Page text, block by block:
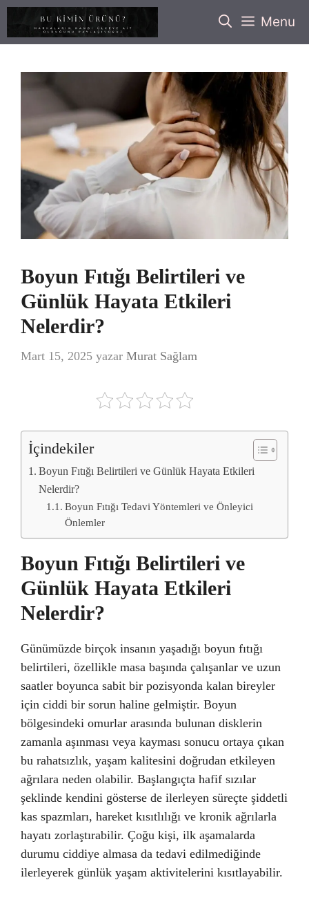
İçeriğe
Menu
Boyun Fıtığı Belirtileri ve
Günlük Hayata Etkileri
Nelerdir?
Mart 15, 2025 yazar Murat Sağlam
İçindekiler
Boyun Fıtığı Belirtileri ve Günlük Hayata Etkileri
Nelerdir?
Boyun Fıtığı Tedavi Yöntemleri ve Önleyici
Önlemler
Boyun Fıtığı Belirtileri ve
Günlük Hayata Etkileri
Nelerdir?
Günümüzde birçok insanın yaşadığı boyun fıtığı
belirtileri, özellikle masa başında çalışanlar ve uzun
saatler boyunca sabit bir pozisyonda kalan bireyler
için ciddi bir sorun haline gelmiştir. Boyun
bölgesindeki omurlar arasında bulunan disklerin
zamanla aşınması veya kayması sonucu ortaya çıkan
bu rahatsızlık, yaşam kalitesini doğrudan etkileyen
ağrılara neden olabilir. Başlangıçta hafif sızılar
şeklinde kendini gösterse de ilerleyen süreçte şiddetli
kas spazmları, hareket kısıtlılığı ve kronik ağrılarla
hayatı zorlaştırabilir. Çoğu kişi, ilk aşamalarda
durumu ciddiye almasa da tedavi edilmediğinde
ilerleyerek günlük yaşam aktivitelerini kısıtlayabilir.